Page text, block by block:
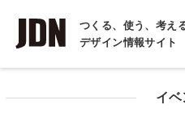
つくる、使う、考え
デザイン情報サイト
INTERVIEW
インタビュー
イベ